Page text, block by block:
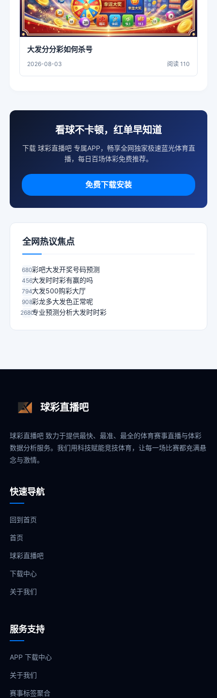
大发分分彩如何杀号
2026-08-03 阅读 110
看球不卡顿，红单早知道
下载 球彩直播吧 专属APP，畅享全网独家极速蓝光体育直
播，每日百场体彩免费推荐。
免费下载安装
全网热议焦点
680彩吧大发开奖号码预测
456大发时时彩有赢的吗
794大发500购彩大厅
908彩龙多大发色正常呢
2680专业预测分析大发时时彩
球彩直播吧
球彩直播吧 致力于提供最快、最准、最全的体育赛事直播与体彩
数据分析服务。我们用科技赋能竞技体育，让每一场比赛都充满悬
念与激情。
快速导航
回到首页
首页
球彩直播吧
下载中心
关于我们
服务支持
APP 下载中心
关于我们
赛事标签聚合